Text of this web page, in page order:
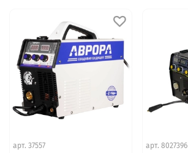
арт. 37557 арт. 8027396